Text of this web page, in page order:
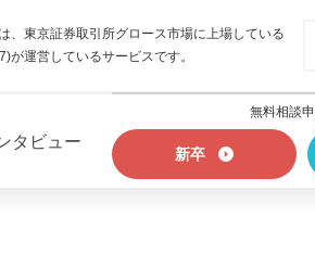
、東京証券取引所グロース市場に上場している
運営しているサービスです。
タビュー
無料相談
新卒